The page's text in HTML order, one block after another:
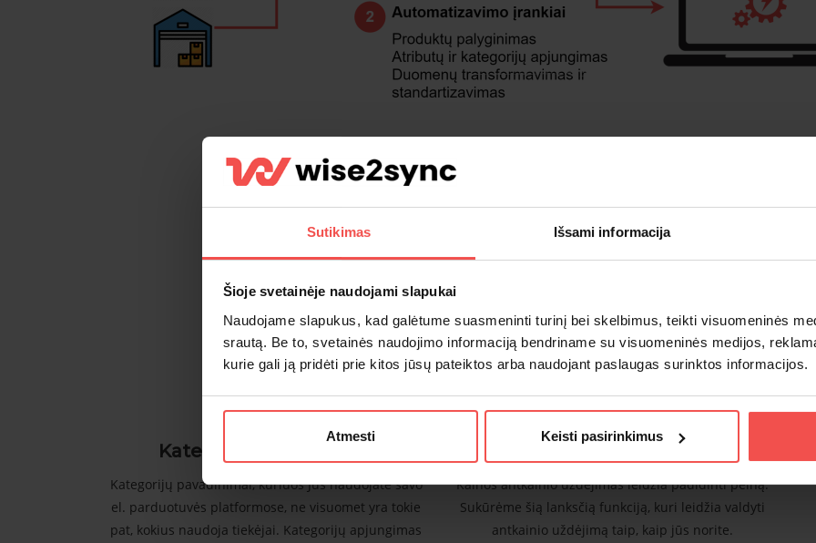
Sutikimas Išsami informacija
Šioje svetainėje naudojami slapukai
Naudojame slapukus, kad galėtume suasmeninti turinį bei skelbimus, teikti visuomeninės
srautą. Be to, svetainės naudojimo informaciją bendriname su visuomeninės medijos,
kurie gali ją pridėti prie kitos jūsų pateiktos arba naudojant paslaugas surinktos informacijos.
Atmesti Keisti pasirinkimus
Funkcionalumas
Žemiau patiekiame pagrindines Wise2Sync automatizavimo funkcijas, kurios gali
Kategorijų apjungimas
Kategorijų pavadinimai, kuriuos Jūs naudojate savo
el. parduotuvės platformose, ne visuomet yra tokie
pat, kokius naudoja tiekėjai. Kategorijų apjungimas
Antkainio valdymas
Kainos antkainio uždėjimas leidžia padidinti pelną.
Sukūrėme šią lanksčią funkciją, kuri leidžia valdyti
antkainio uždėjimą taip, kaip jūs norite.